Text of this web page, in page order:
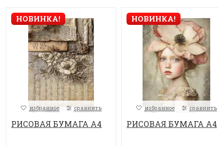
НОВИНКА!
избранное сравнить
РИСОВАЯ БУМАГА А4
НОВИНКА!
избранное сравнить
РИСОВАЯ БУМАГА А4